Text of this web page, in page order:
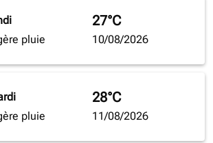
pluie
27°C
10/08/2026
pluie
28°C
11/08/2026